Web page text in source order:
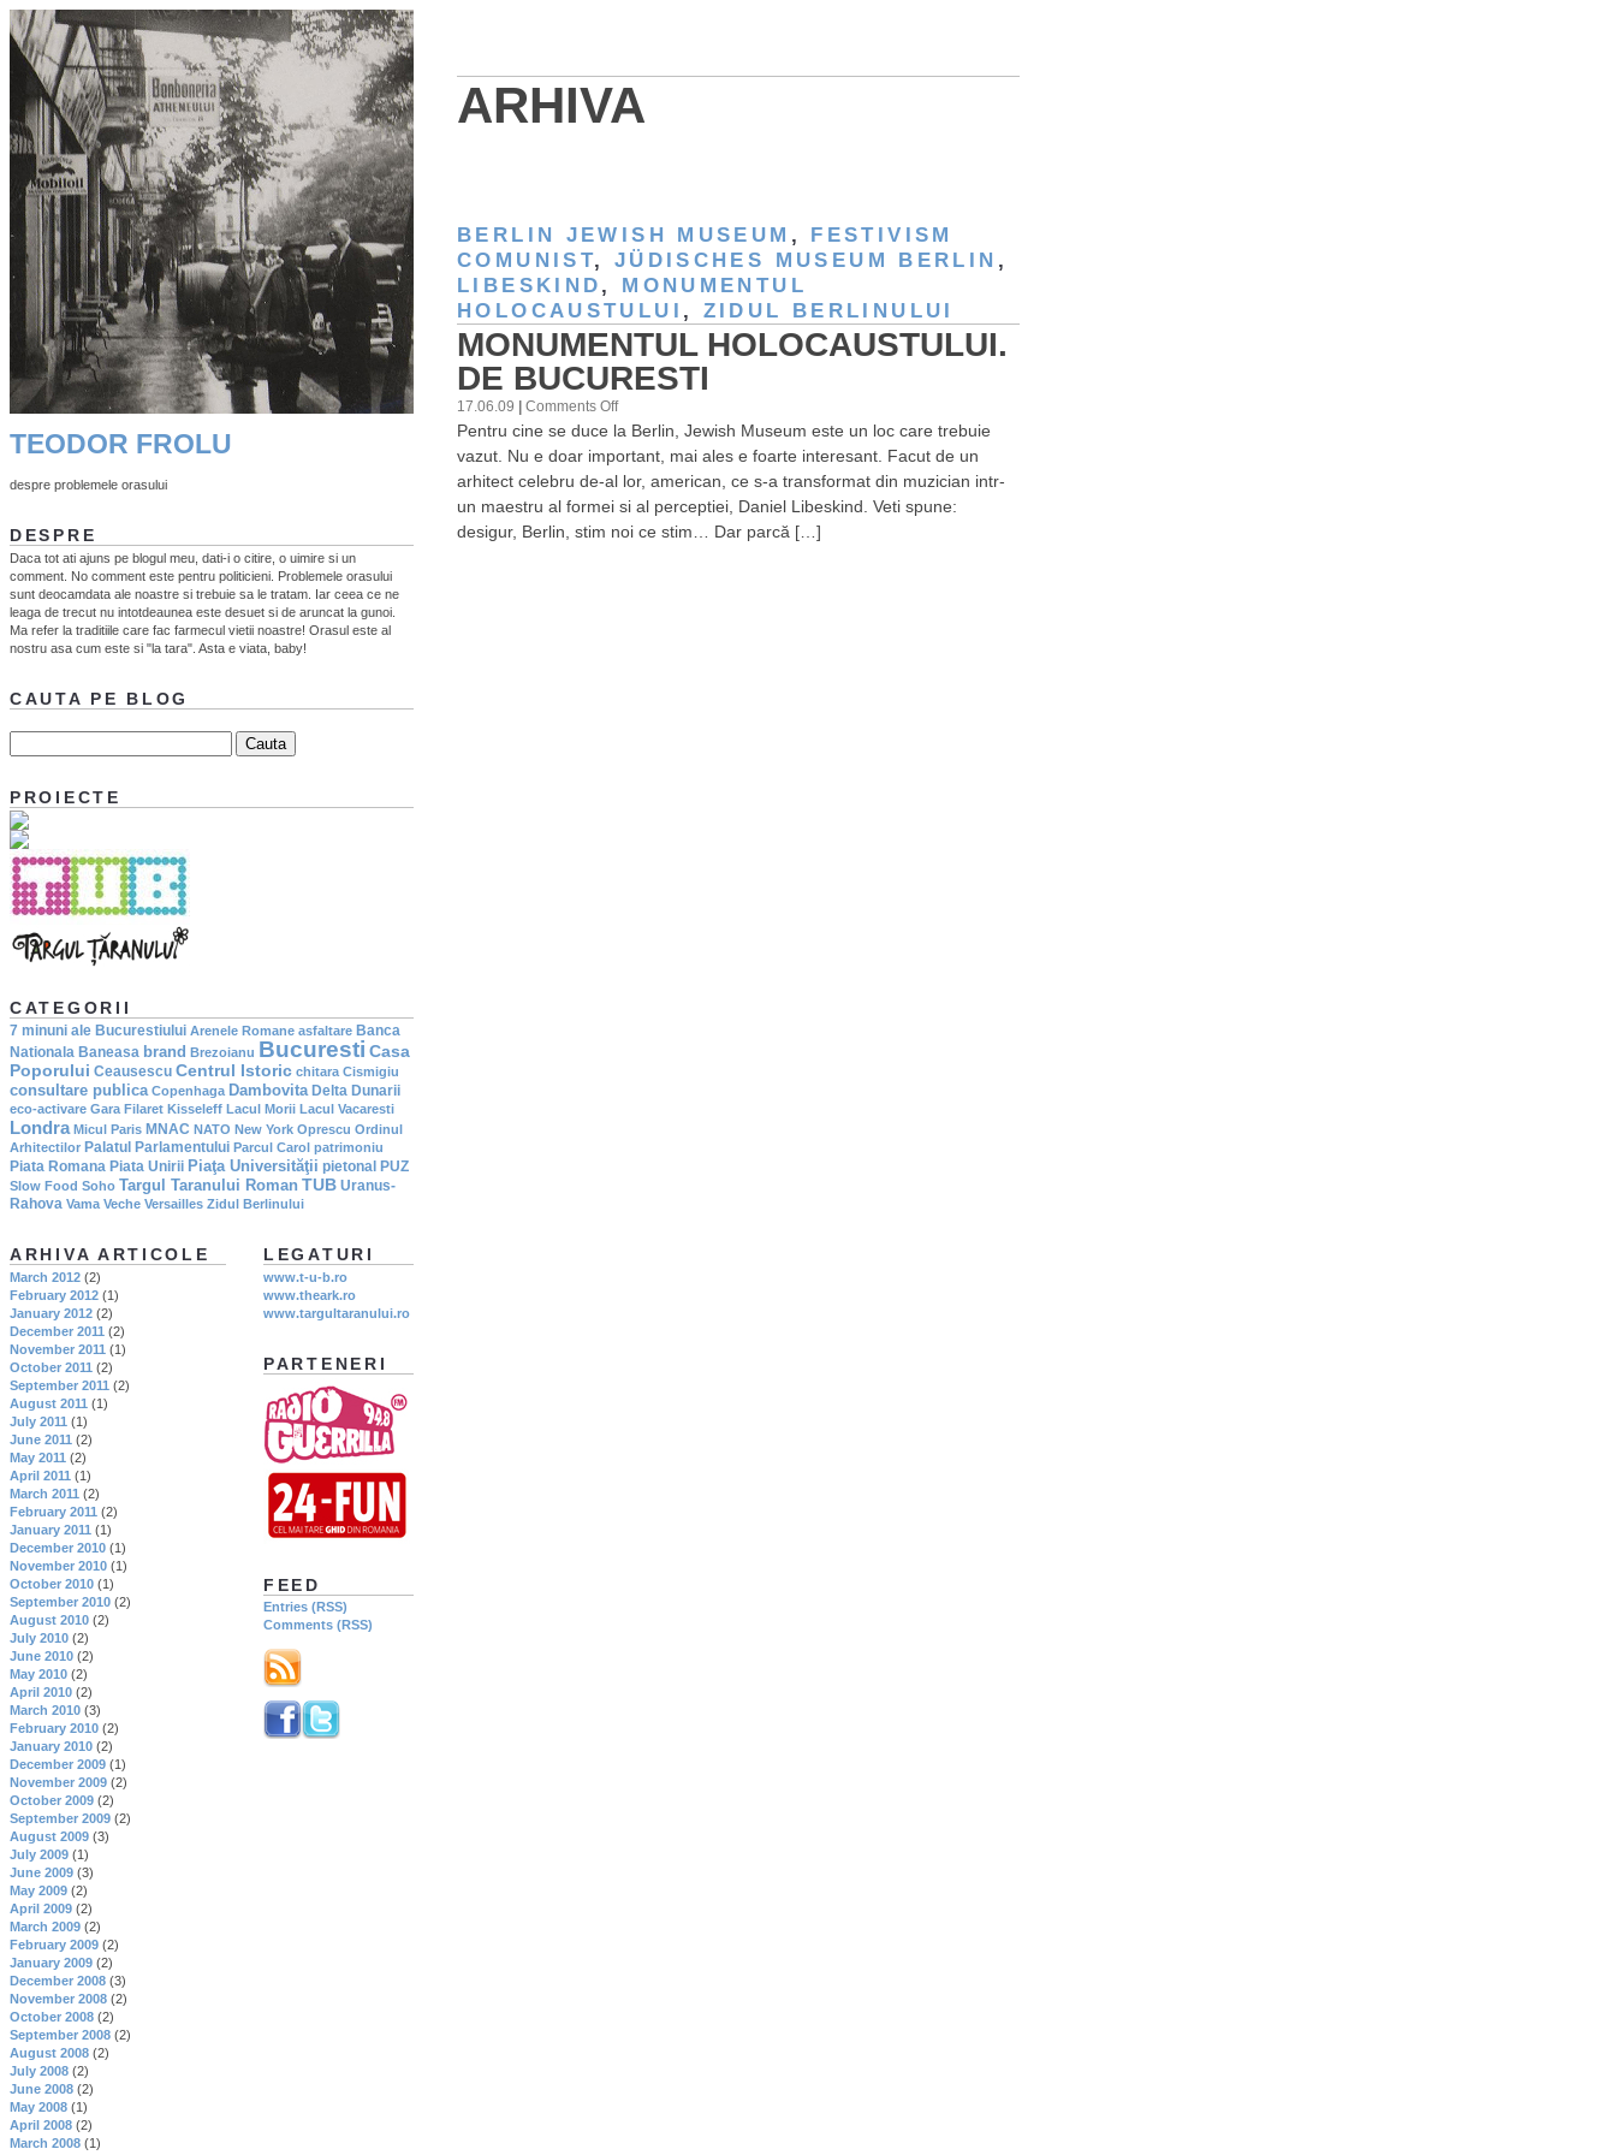
ARHIVA
BERLIN JEWISH MUSEUM , FESTIVISM
COMUNIST, JÜDISCHES MUSEUM BERLIN ,
LIBESKIND , MONUMENTUL
HOLOCAUSTULUI , ZIDUL BERLINULUI
MONUMENTUL HOLOCAUSTULUI.
DE BUCURESTI
17.06.09 Comments Offon
Monumentul
Holocaustului.
De
Bucuresti
Pentru cine se duce la Berlin, Jewish Museum este un loc care trebuie
vazut. Nu e doar important, mai ales e foarte interesant. Facut de un
arhitect celebru de-al lor, american, ce s-a transformat din muzician intr-
un maestru al formei si al perceptiei, Daniel Libeskind. Veti spune:
desigur, Berlin, stim noi ce stim… Dar parcă […]
TEODOR FROLU
despre problemele orasului
DESPRE
Daca tot ati ajuns pe blogul meu, dati-i o citire, o uimire si un
comment. No comment este pentru politicieni. Problemele orasului
sunt deocamdata ale noastre si trebuie sa le tratam. Iar ceea ce ne
leaga de trecut nu intotdeaunea este desuet si de aruncat la gunoi.
Ma refer la traditiile care fac farmecul vietii noastre! Orasul este al
nostru asa cum este si "la tara". Asta e viata, baby!
CAUTA PE BLOG
PROIECTE
CATEGORII
7 minuni ale Bucurestiului Arenele Romane asfaltare Banca
Nationala Baneasa brand Brezoianu Bucuresti Casa
Poporului Ceausescu Centrul Istoric chitara Cismigiu
consultare publica Copenhaga Dambovita Delta Dunarii
eco-activare Gara Filaret Kisseleff Lacul Morii Lacul Vacaresti
Londra Micul Paris MNAC NATO New York Oprescu Ordinul
Arhitectilor Palatul Parlamentului Parcul Carol patrimoniu
Piata Romana Piata Unirii Piaţa Universităţii pietonal PUZ
Slow Food Soho Targul Taranului Roman TUB Uranus-
Rahova Vama Veche Versailles Zidul Berlinului
LEGATURI
www.t-u-b.ro
www.theark.ro
www.targultaranului.ro
PARTENERI
FEED
Entries (RSS)
Comments (RSS)
ARHIVA ARTICOLE
March 2012 (2)
February 2012 (1)
January 2012 (2)
December 2011 (2)
November 2011 (1)
October 2011 (2)
September 2011 (2)
August 2011 (1)
July 2011 (1)
June 2011 (2)
May 2011 (2)
April 2011 (1)
March 2011 (2)
February 2011 (2)
January 2011 (1)
December 2010 (1)
November 2010 (1)
October 2010 (1)
September 2010 (2)
August 2010 (2)
July 2010 (2)
June 2010 (2)
May 2010 (2)
April 2010 (2)
March 2010 (3)
February 2010 (2)
January 2010 (2)
December 2009 (1)
November 2009 (2)
October 2009 (2)
September 2009 (2)
August 2009 (3)
July 2009 (1)
June 2009 (3)
May 2009 (2)
April 2009 (2)
March 2009 (2)
February 2009 (2)
January 2009 (2)
December 2008 (3)
November 2008 (2)
October 2008 (2)
September 2008 (2)
August 2008 (2)
July 2008 (2)
June 2008 (2)
May 2008 (1)
April 2008 (2)
March 2008 (1)